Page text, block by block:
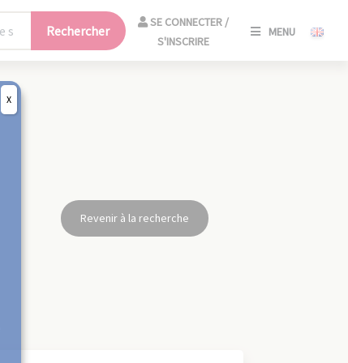
Rechercher
SE CONNECTER /
S'INSCRIRE
MENU
Revenir à la recherche
X